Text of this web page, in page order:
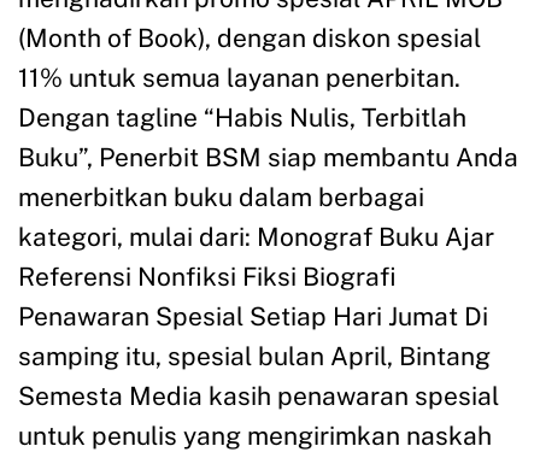
(Month of Book), dengan diskon spesial
11% untuk semua layanan penerbitan.
Dengan tagline “Habis Nulis, Terbitlah
Buku”, Penerbit BSM siap membantu Anda
menerbitkan buku dalam berbagai
kategori, mulai dari: Monograf Buku Ajar
Referensi Nonfiksi Fiksi Biografi
Penawaran Spesial Setiap Hari Jumat Di
samping itu, spesial bulan April, Bintang
Semesta Media kasih penawaran spesial
untuk penulis yang mengirimkan naskah